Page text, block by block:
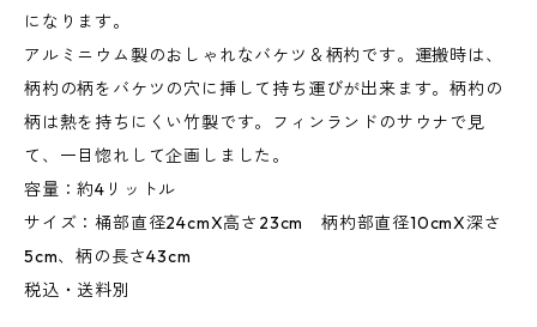
になります。
アルミニウム製のおしゃれなバケツ＆柄杓です。運搬時は、
柄杓の柄をバケツの穴に挿して持ち運びが出来ます。柄杓の
柄は熱を持ちにくい竹製です。フィンランドのサウナで見
て、一目惚れして企画しました。
容量：約4リットル
サイズ：桶部直径24cmX高さ23cm 柄杓部直径10cmX深さ
5cm、柄の長さ43cm
税込・送料別